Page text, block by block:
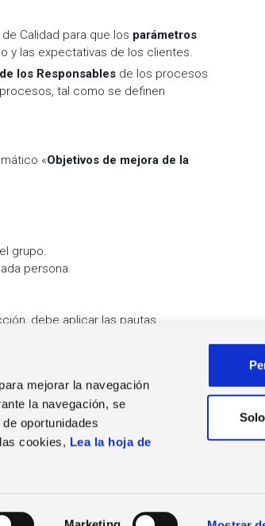
mejorar la navegación
la navegación, se
oportunidades
cookies, Lea la hoja de
Calidad para que los parámetros
y las expectativas de los clientes.
los Responsables de los procesos
tal como se definen
«Objetivos de mejora de la
grupo.
persona.
debe aplicar las pautas
Notas de Prensa